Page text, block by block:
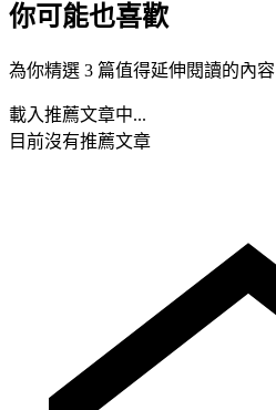
你可能也喜歡
為你精選 3 篇值得延伸閱讀的內容
載入推薦文章中...
目前沒有推薦文章